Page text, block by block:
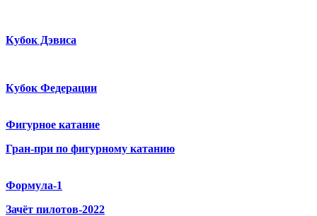
Кубок Дэвиса
Кубок Федерации
Фигурное катание
Гран-при по фигурному катанию
Формула-1
Зачёт пилотов-2022